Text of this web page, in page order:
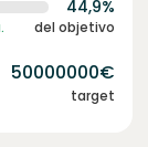
44,9%
del objetivo
50000000€
target